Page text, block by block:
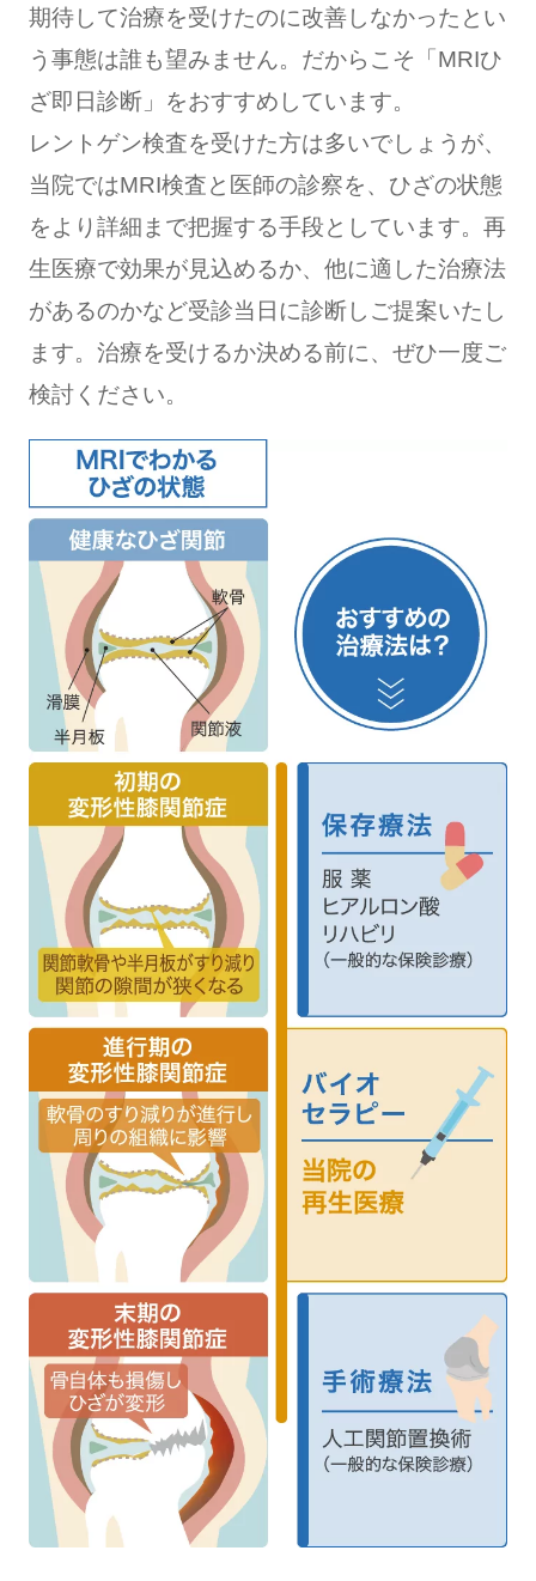
期待して治療を受けたのに改善しなかったとい
う事態は誰も望みません。だからこそ「MRIひ
ざ即日診断」をおすすめしています。
レントゲン検査を受けた方は多いでしょうが、
当院ではMRI検査と医師の診察を、ひざの状態
をより詳細まで把握する手段としています。再
生医療で効果が見込めるか、他に適した治療法
があるのかなど受診当日に診断しご提案いたし
ます。治療を受けるか決める前に、ぜひ一度ご
検討ください。